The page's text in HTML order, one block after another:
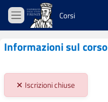
Vai al contenuto principale
Pannello laterale
Corsi
Informazioni sul corso
Stato iscrizioni:
Iscrizioni chiuse